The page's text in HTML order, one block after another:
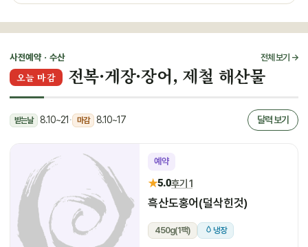
사전예약 · 수산 전체 보기 →
오늘 마감 전복·게장·장어, 제철 해산물
받는날 8.10~21 · 마감 8.10~17 달력 보기
예약
★5.0후기 1
흑산도홍어(덜삭힌것)
450g(1팩) 냉장